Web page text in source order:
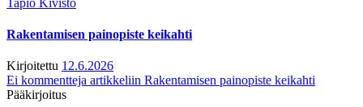
Rakentamisen painopiste keikahti
Kirjoitettu 12.6.2026
Ei kommentteja artikkeliin Rakentamisen painopiste keikahti
Pääkirjoitus